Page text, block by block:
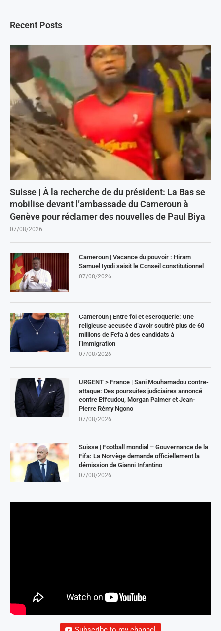
Recent Posts
Suisse | À la recherche de du président: La Bas se
mobilise devant l’ambassade du Cameroun à
Genève pour réclamer des nouvelles de Paul Biya
07/08/2026
Cameroun | Vacance du pouvoir : Hiram
Samuel Iyodi saisit le Conseil constitutionnel
07/08/2026
Cameroun | Entre foi et escroquerie: Une
religieuse accusée d’avoir soutiré plus de 60
millions de Fcfa à des candidats à
l’immigration
07/08/2026
URGENT > France | Sani Mouhamadou contre-
attaque: Des poursuites judiciaires annoncé
contre Effoudou, Morgan Palmer et Jean-
Pierre Rémy Ngono
07/08/2026
Suisse | Football mondial – Gouvernance de la
Fifa: La Norvège demande officiellement la
démission de Gianni Infantino
07/08/2026